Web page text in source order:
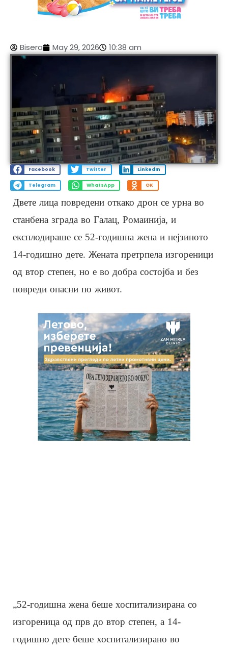
Bisera May 29, 2026 10:38 am
Facebook Twitter LinkedIn
Telegram WhatsApp OK
Двете лица повредени откако дрон се урна во
станбена зграда во Галац, Ромаинија, и
експлодираше се 52-годишна жена и нејзиното
14-годишно дете. Жената претрпела изгореници
од втор степен, но е во добра состојба и без
повреди опасни по живот.
„52-годишна жена беше хоспитализирана со
изгореница од прв до втор степен, а 14-
годишно дете беше хоспитализирано во